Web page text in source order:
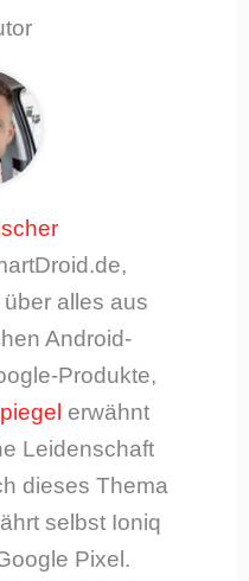
alles aus
Android-
Produkte,
erwähnt
Leidenschaft
dieses Thema
selbst Ioniq
Pixel.